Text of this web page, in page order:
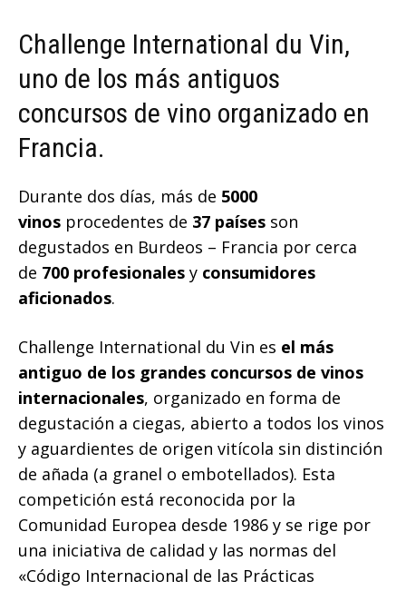
Challenge International du Vin,
uno de los más antiguos
concursos de vino organizado en
Francia.
Durante dos días, más de 5000
vinos procedentes de 37 países son
degustados en Burdeos – Francia por cerca
de 700 profesionales y consumidores
aficionados.
Challenge International du Vin es el más
antiguo de los grandes concursos de vinos
internacionales, organizado en forma de
degustación a ciegas, abierto a todos los vinos
y aguardientes de origen vitícola sin distinción
de añada (a granel o embotellados). Esta
competición está reconocida por la
Comunidad Europea desde 1986 y se rige por
una iniciativa de calidad y las normas del
«Código Internacional de las Prácticas